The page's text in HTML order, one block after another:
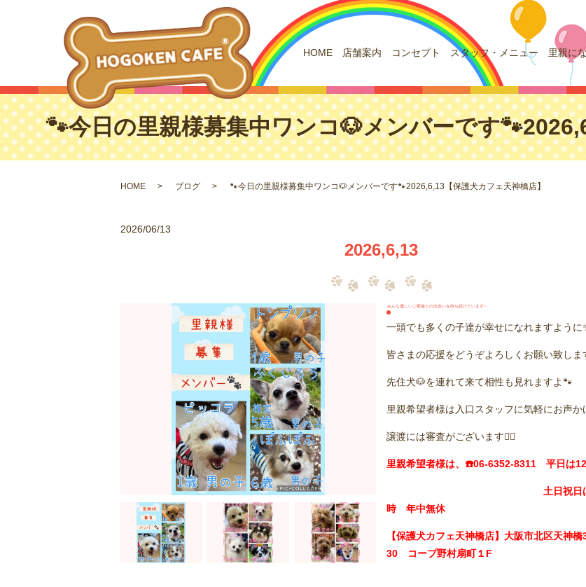
HOME 店舗案内 コンセプト スタッフ・メニュー 里親に
🐾今日の里親様募集中ワンコ🐶メンバーです
HOME ブログ 🐾今日の里親様募集中ワンコ🐶メンバーです🐾2026,6,13【保護犬カフェ天神橋店】
2026/06/13
2026,6,13
みんな優しいご家族との出会いを待ち続けています✨
一頭でも多くの子達が幸せになれますように
皆さまの応援をどうぞよろしくお願い致しま
先住犬🐶を連れて来て相性も見れますよ🐾
里親希望者様は入口スタッフに気軽にお声か
譲渡には審査がございます🙇‍♂️
里親希望者様は、☎️06-6352-8311 平日は
土日祝日は11時
時 年中無休
【保護犬カフェ天神橋店】大阪市北区天神
30 コープ野村扇町１F